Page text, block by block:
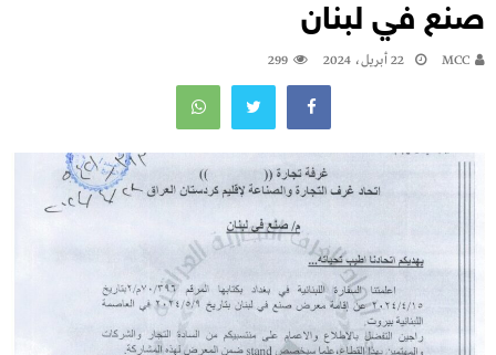
صنع في لبنان
MCC 22 أبريل، 2024 299